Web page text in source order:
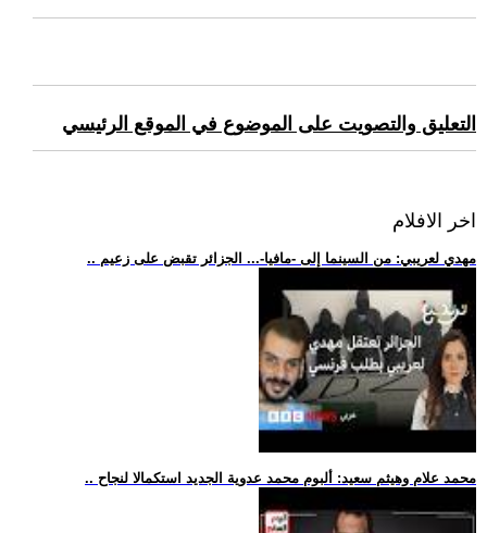
التعليق والتصويت على الموضوع في الموقع الرئيسي
اخر الافلام
.. مهدي لعريبي: من السينما إلى -مافيا-... الجزائر تقبض على زعيم
.. محمد علام وهيثم سعيد: ألبوم محمد عدوية الجديد استكمالا لنجاح